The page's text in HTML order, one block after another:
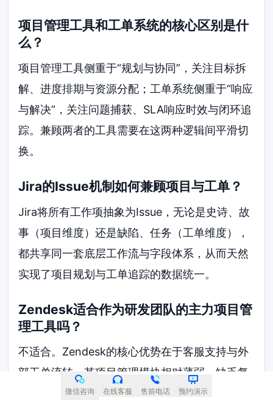
项目管理工具和工单系统的核心区别是什
么？
项目管理工具侧重于“规划与协同”，关注目标拆
解、进度排期与资源分配；工单系统侧重于“响应
与解决”，关注问题捕获、SLA响应时效与闭环追
踪。兼顾两者的工具需要在这两种逻辑间平滑切
换。
Jira的Issue机制如何兼顾项目与工单？
Jira将所有工作项抽象为Issue，无论是史诗、故
事（项目维度）还是缺陷、任务（工单维度），
都共享同一套底层工作流与字段体系，从而天然
实现了项目规划与工单追踪的数据统一。
Zendesk适合作为研发团队的主力项目管
理工具吗？
不适合。Zendesk的核心优势在于客服支持与外
部工单流转，其项目管理模块相对薄弱，缺乏复
杂的甘特图、依赖关系管理等深度项目规划能
微信咨询 在线客服 售前电话 预约演示